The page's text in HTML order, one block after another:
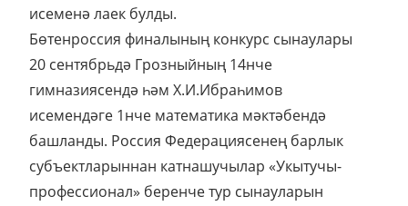
исеменә лаек булды.
Бөтенроссия финалының конкурс сынаулары
20 сентябрьдә Грозныйның 14нче
гимназиясендә һәм Х.И.Ибраһимов
исемендәге 1нче математика мәктәбендә
башланды. Россия Федерациясенең барлык
субъектларыннан катнашучылар «Укытучы-
профессионал» беренче тур сынауларын